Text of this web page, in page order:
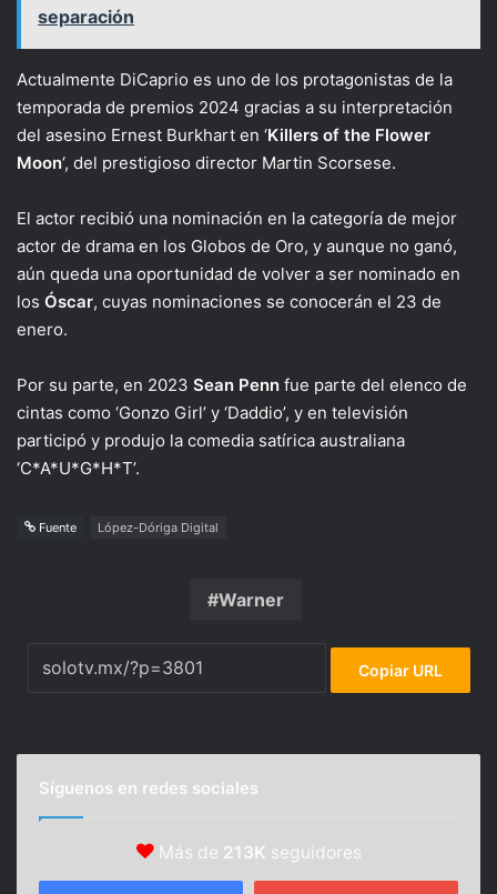
separación
Actualmente DiCaprio es uno de los protagonistas de la
temporada de premios 2024 gracias a su interpretación
del asesino Ernest Burkhart en ‘Killers of the Flower
Moon‘, del prestigioso director Martin Scorsese.
El actor recibió una nominación en la categoría de mejor
actor de drama en los Globos de Oro, y aunque no ganó,
aún queda una oportunidad de volver a ser nominado en
los Óscar, cuyas nominaciones se conocerán el 23 de
enero.
Por su parte, en 2023 Sean Penn fue parte del elenco de
cintas como ‘Gonzo Girl’ y ‘Daddio’, y en televisión
participó y produjo la comedia satírica australiana
‘C*A*U*G*H*T’.
Fuente López-Dóriga Digital
Warner
Copiar URL
Síguenos en redes sociales
Más de 213K seguidores